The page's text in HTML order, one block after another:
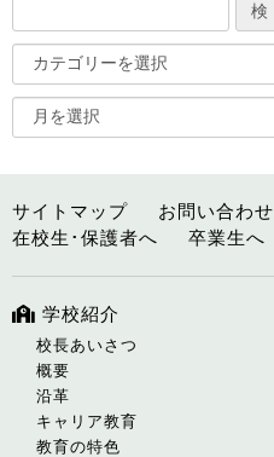
サイトマップ お問い合わせ
在校生･保護者へ
卒業生へ
学校紹介
校長あいさつ
概要
沿革
キャリア教育
教育の特色